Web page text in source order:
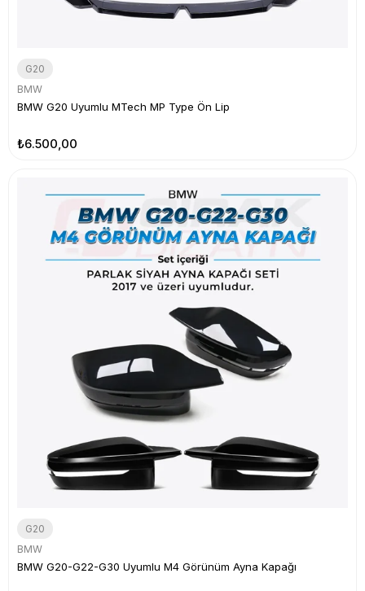
G20
BMW
BMW G20 Uyumlu MTech MP Type Ön Lip
₺6.500,00
G20
BMW
BMW G20-G22-G30 Uyumlu M4 Görünüm Ayna Kapağı